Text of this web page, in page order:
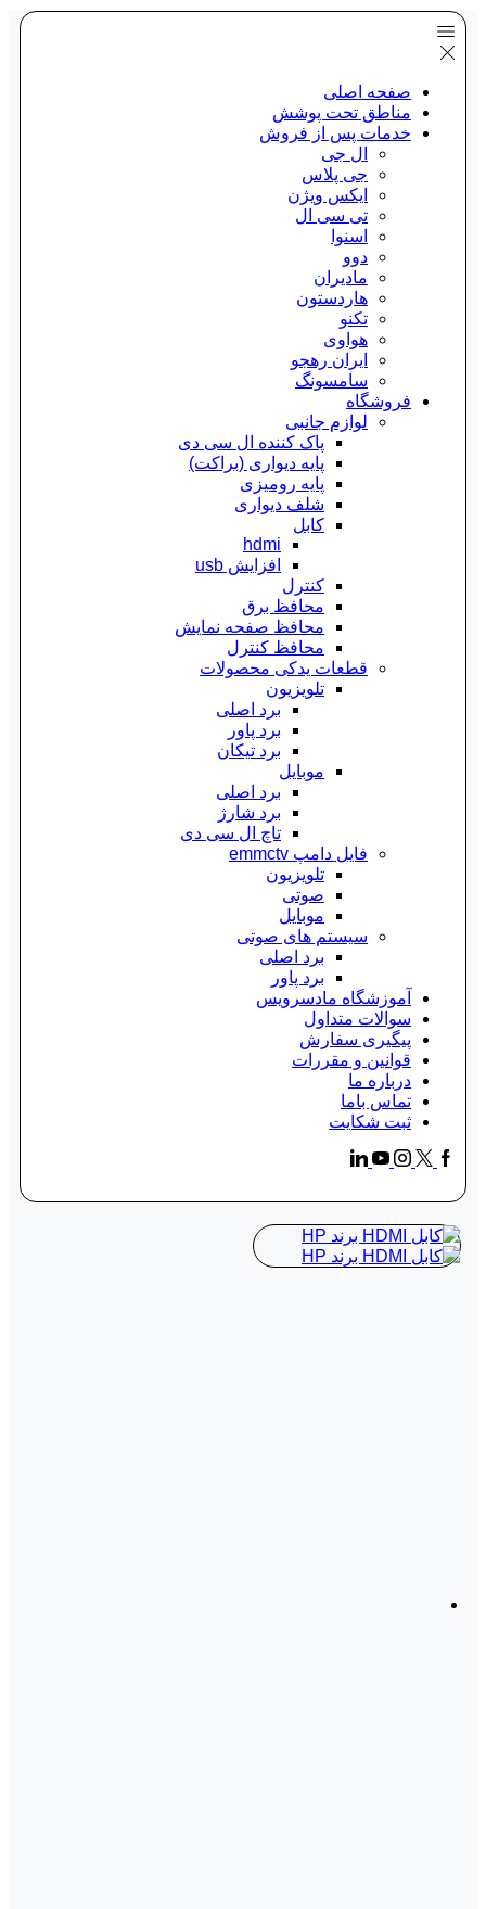
صفحه اصلی
مناطق تحت پوشش
خدمات پس از فروش
ال جی
جی پلاس
ایکس ویژن
تی سی ال
اسنوا
دوو
مادیران
هاردستون
تکنو
هواوی
ایران رهجو
سامسونگ
فروشگاه
لوازم جانبی
پاک کننده ال سی دی
پایه دیواری (براکت)
پایه رومیزی
شلف دیواری
کابل
hdmi
افزایش usb
کنترل
محافظ برق
محافظ صفحه نمایش
محافظ کنترل
قطعات یدکی محصولات
تلویزیون
برد اصلی
برد پاور
برد تیکان
موبایل
برد اصلی
برد شارژ
تاچ ال سی دی
فایل دامپ emmctv
تلویزیون
صوتی
موبایل
سیستم های صوتی
برد اصلی
برد پاور
آموزشگاه مادسرویس
سوالات متداول
پیگیری سفارش
قوانین و مقررات
درباره ما
تماس باما
ثبت شکایت